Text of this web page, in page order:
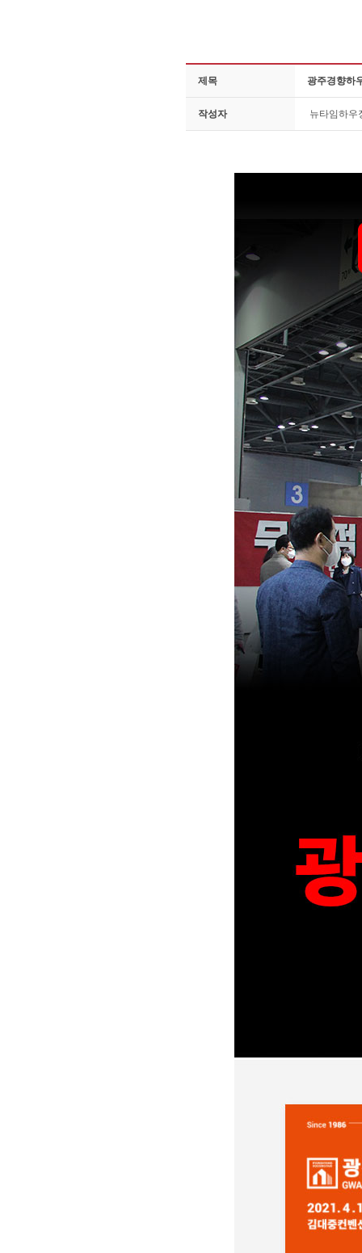
제목 광주경향하
작성자 뉴타임하우